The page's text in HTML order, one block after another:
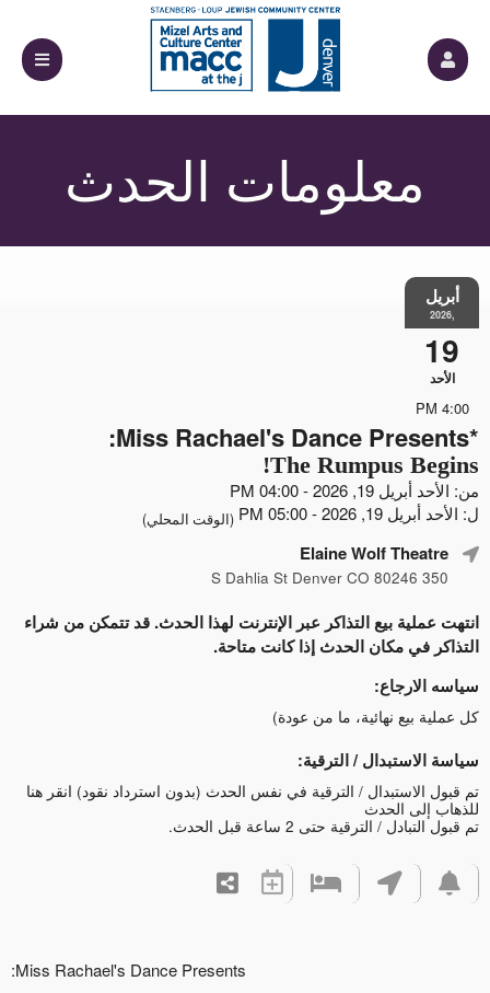
معلومات الحدث
أبريل
,2026
19
الأحد
4:00 PM
*Miss Rachael's Dance Presents:
The Rumpus Begins!
من: الأحد أبريل 19, 2026 - 04:00 PM
ل: الأحد أبريل 19, 2026 - 05:00 PM
(الوقت المحلي)
Elaine Wolf Theatre
350 S Dahlia St Denver CO 80246
انتهت عملية بيع التذاكر عبر الإنترنت لهذا الحدث. قد تتمكن من شراء
التذاكر في مكان الحدث إذا كانت متاحة.
سياسه الارجاع:
كل عملية بيع نهائية، ما من عودة)
سياسة الاستبدال / الترقية:
تم قبول الاستبدال / الترقية في نفس الحدث (بدون استرداد نقود) انقر هنا
للذهاب إلى الحدث
تم قبول التبادل / الترقية حتى 2 ساعة قبل الحدث.
Miss Rachael's Dance Presents: